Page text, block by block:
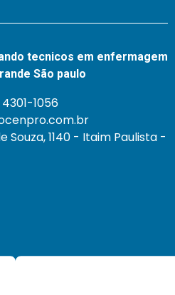
tecnicos em enfermagem
São paulo
1056
Souza, 1140 - Itaim Paulista -